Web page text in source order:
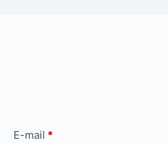
E-mail *